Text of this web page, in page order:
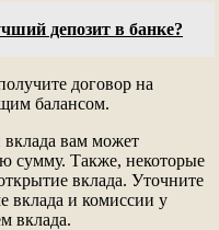
депозит в банке?
договор на
балансом.
вам может
сумму. Также, некоторые
вклада. Уточните
и комиссии у
вклада.